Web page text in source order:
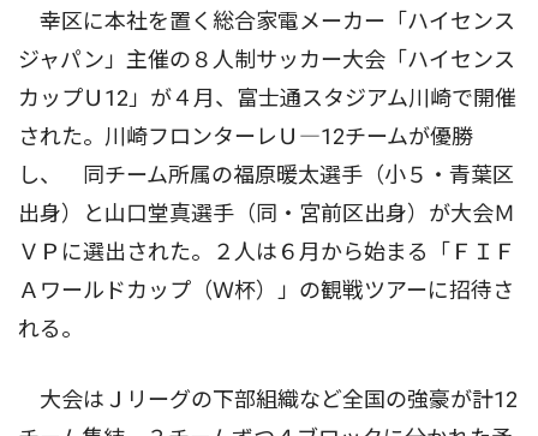
幸区に本社を置く総合家電メーカー「ハイセンス
ジャパン」主催の８人制サッカー大会「ハイセンス
カップＵ12」が４月、富士通スタジアム川崎で開催
された。川崎フロンターレＵ―12チームが優勝
し、 同チーム所属の福原暖太選手（小５・青葉区
出身）と山口堂真選手（同・宮前区出身）が大会Ｍ
ＶＰに選出された。２人は６月から始まる「ＦＩＦ
Ａワールドカップ（Ｗ杯）」の観戦ツアーに招待さ
れる。
大会はＪリーグの下部組織など全国の強豪が計12